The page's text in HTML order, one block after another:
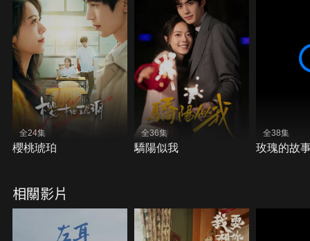
全24集
櫻桃琥珀
全36集
驕陽似我
全38集
玫瑰的故
相關影片